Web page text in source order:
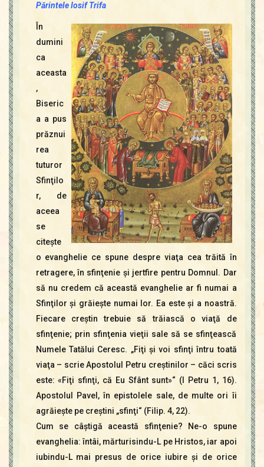
Părintele Iosif Trifa
În
dumini
ca
aceasta
,
Biseric
a a pus
prăznui
rea
tuturor
Sfinţilo
r, de
aceea
se
citeşte
o evanghelie ce spune despre viaţa cea trăită în
retragere, în sfinţenie şi jertfire pentru Domnul. Dar
să nu credem că această evanghelie ar fi numai a
Sfinţilor şi grăieşte numai lor. Ea este şi a noastră.
Fiecare creştin trebuie să trăiască o viaţă de
sfinţenie; prin sfinţenia vieţii sale să se sfinţească
Numele Tatălui Ceresc. „Fiţi şi voi sfinţi întru toată
viaţa – scrie Apostolul Petru creştinilor – căci scris
este: «Fiţi sfinţi, că Eu Sfânt sunt»“ (I Petru 1, 16).
Apostolul Pavel, în epistolele sale, de multe ori îi
agrăieşte pe creştini „sfinţi“ (Filip. 4, 22).
Cum se câştigă această sfinţenie? Ne-o spune
evanghelia: întâi, mărturisindu-L pe Hristos, iar apoi
iubindu-L mai presus de orice iubire şi de orice